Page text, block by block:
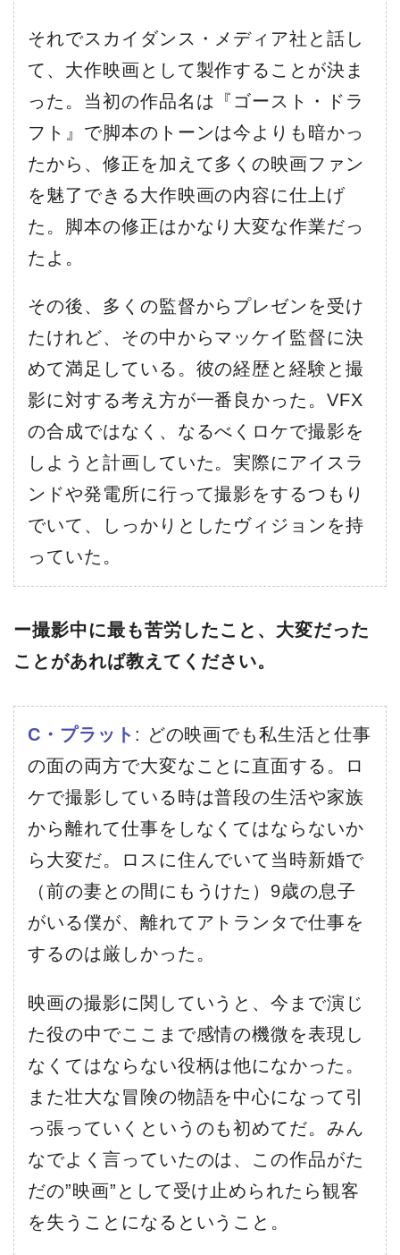
それでスカイダンス・メディア社と話し
て、大作映画として製作することが決ま
った。当初の作品名は『ゴースト・ドラ
フト』で脚本のトーンは今よりも暗かっ
たから、修正を加えて多くの映画ファン
を魅了できる大作映画の内容に仕上げ
た。脚本の修正はかなり大変な作業だっ
たよ。
その後、多くの監督からプレゼンを受け
たけれど、その中からマッケイ監督に決
めて満足している。彼の経歴と経験と撮
影に対する考え方が一番良かった。VFX
の合成ではなく、なるべくロケで撮影を
しようと計画していた。実際にアイスラ
ンドや発電所に行って撮影をするつもり
でいて、しっかりとしたヴィジョンを持
っていた。
ー撮影中に最も苦労したこと、大変だった
ことがあれば教えてください。
C・プラット : どの映画でも私生活と仕事
の面の両方で大変なことに直面する。ロ
ケで撮影している時は普段の生活や家族
から離れて仕事をしなくてはならないか
ら大変だ。ロスに住んでいて当時新婚で
（前の妻との間にもうけた）9歳の息子
がいる僕が、離れてアトランタで仕事を
するのは厳しかった。
映画の撮影に関していうと、今まで演じ
た役の中でここまで感情の機微を表現し
なくてはならない役柄は他になかった。
また壮大な冒険の物語を中心になって引
っ張っていくというのも初めてだ。みん
なでよく言っていたのは、この作品がた
だの”映画”として受け止められたら観客
を失うことになるということ。